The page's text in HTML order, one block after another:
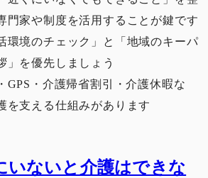
門家や制度を活用することが鍵です
環境のチェック」と「地域のキーパ
」を優先しましょう
GPS・介護帰省割引・介護休暇な
を支える仕組みがあります
いないと介護はできな